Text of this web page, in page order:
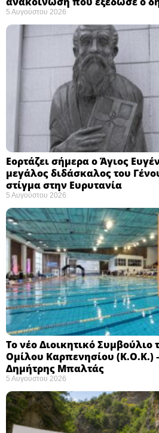
5 Αυγούστου 2026
Εορτάζει σήμερα ο Άγιος
μεγάλος διδάσκαλος του
στίγμα στην Ευρυτανία
5 Αυγούστου 2026
Το νέο Διοικητικό Συμβούλιο
Ομίλου Καρπενησίου (Κ.Ο.Κ.)
Δημήτρης Μπαλτάς
5 Αυγούστου 2026